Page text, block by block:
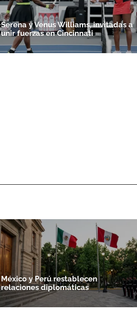
Serena y Venus Williams, invitadas a
unir fuerzas en Cincinnati
México y Perú restablecen
relaciones diplomáticas